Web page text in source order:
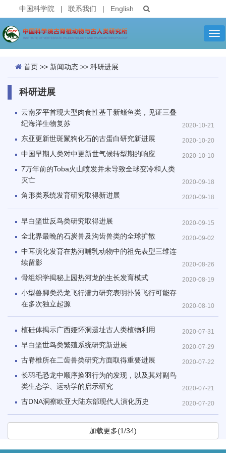
中国科学院 | 联系我们 | English
首页 >> 新闻动态 >> 科研进展
科研进展
2020-10-21
云南罗平首现大型肉食性基干新鳍鱼类，见证三叠
纪海洋生物复苏
2020-10-20
东亚更新世斑鬣狗化石的古蛋白研究新进展
2020-10-10
中国早期人类对中更新世气候转型期的响应
2020-09-18
7万年前的Toba火山喷发并未导致全球变冷和人类
灭亡
2020-09-18
角形类系统发育研究取得新进展
2020-09-15
早白垩世反鸟类研究取得进展
2020-09-02
全北界最晚的石炭兽及沟齿兽类的全球扩散
2020-08-26
中耳演化发育在热河哺乳动物中的祖先表型三维连
续留影
2020-08-19
骨组织学揭秘上园热河龙的生长发育模式
2020-08-10
小型兽脚类恐龙飞行潜力研究表明扑翼飞行可能存
在多次独立起源
2020-07-31
植硅体揭示广西娅怀洞遗址古人类植物利用
2020-07-29
早白垩世鸟类繁殖系统研究新进展
2020-07-22
古脊椎所在二齿兽类研究方面取得重要进展
2020-07-21
长羽毛恐龙中顺序换羽行为的发现，以及其对副鸟
类生态学、运动学的启示研究
2020-07-20
古DNA洞察欧亚大陆东部现代人演化历史
加载更多(1/34)